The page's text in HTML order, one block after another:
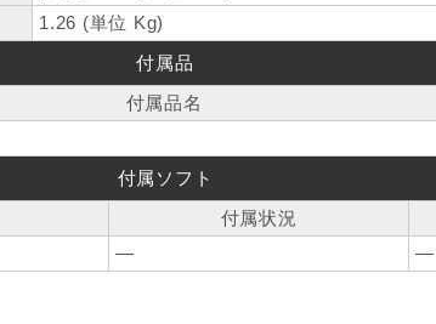
1.26 (単位 Kg)
付属品
付属品名
付属ソフト
付属状況
― ―